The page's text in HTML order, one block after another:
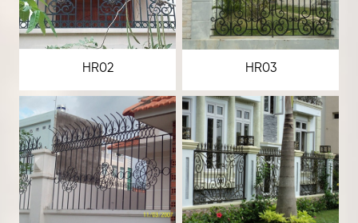
HR02 HR03